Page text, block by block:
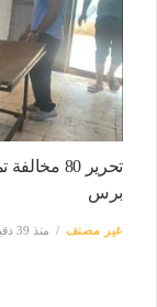
تحرير 80
برس
غير مصنف منذ 39 دقيقة